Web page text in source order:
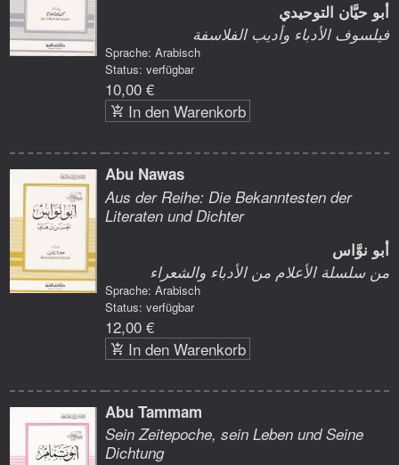
أبو حيَّان التوحيدي
فيلسوف الأدباء وأديب الفلاسفة
Sprache: Arabisch
Status: verfügbar
10,00 €
In den Warenkorb
Abu Nawas
Aus der Reihe: Die Bekanntesten der
Literaten und Dichter
أبو نوَّاس
من سلسلة الأعلام من الأدباء والشعراء
Sprache: Arabisch
Status: verfügbar
12,00 €
In den Warenkorb
Abu Tammam
Sein Zeitepoche, sein Leben und Seine
Dichtung